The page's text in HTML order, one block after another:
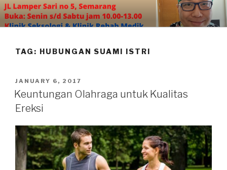
Skip
to
content
TAG: HUBUNGAN SUAMI ISTRI
POSTED
ON
JANUARY 6, 2017
Keuntungan Olahraga untuk Kualitas
Ereksi